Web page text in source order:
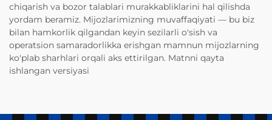
chiqarish va bozor talablari murakkabliklarini hal qilishda
yordam beramiz. Mijozlarimizning muvaffaqiyati — bu biz
bilan hamkorlik qilgandan keyin sezilarli o'sish va
operatsion samaradorlikka erishgan mamnun mijozlarning
ko'plab sharhlari orqali aks ettirilgan. Matnni qayta
ishlangan versiyasi